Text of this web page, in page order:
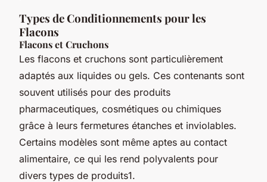
Types de Conditionnements pour les
Flacons
Flacons et Cruchons
Les flacons et cruchons sont particulièrement
adaptés aux liquides ou gels. Ces contenants sont
souvent utilisés pour des produits
pharmaceutiques, cosmétiques ou chimiques
grâce à leurs fermetures étanches et inviolables.
Certains modèles sont même aptes au contact
alimentaire, ce qui les rend polyvalents pour
divers types de produits1.